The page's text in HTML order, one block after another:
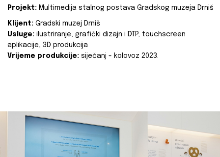
Projekt: Multimedija stalnog postava Gradskog muzeja Drniš
Klijent: Gradski muzej Drniš
Usluge: ilustriranje, grafički dizajn i DTP, touchscreen
aplikacije, 3D produkcija
Vrijeme produkcije: siječanj - kolovoz 2023.